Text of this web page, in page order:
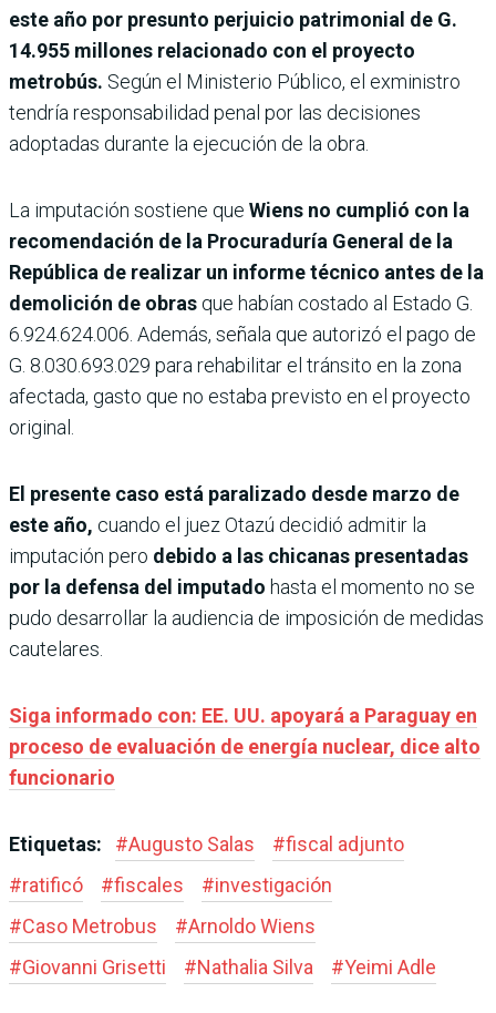
este año por presunto perjui­cio patrimonial de G.
14.955 millones relacionado con el proyecto
metrobús. Según el Ministerio Público, el exmi­nistro
tendría responsabili­dad penal por las decisiones
adoptadas durante la ejecu­ción de la obra.
La imputación sostiene que Wiens no cumplió con la
reco­mendación de la Procuradu­ría General de la
República de realizar un informe téc­nico antes de la
demolición de obras que habían costado al Estado G.
6.924.624.006. Además, señala que autorizó el pago de
G. 8.030.693.029 para rehabilitar el tránsito en la zona
afectada, gasto que no estaba previsto en el proyecto
original.
El presente caso está parali­zado desde marzo de
este año, cuando el juez Otazú decidió admitir la
imputación pero debido a las chicanas presen­tadas
por la defensa del impu­tado hasta el momento no se
pudo desarrollar la audien­cia de imposición de medidas
cautelares.
Siga informado con: EE. UU. apoyará a Paraguay en
proceso de evaluación de energía nuclear, dice alto
funcionario
Etiquetas: #Augusto Salas #fiscal adjunto
#ratificó #fiscales #investigación
#Caso Metrobus #Arnoldo Wiens
#Giovanni Grisetti #Nathalia Silva #Yeimi Adle